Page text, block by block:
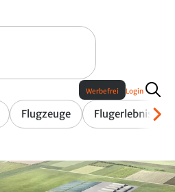
Flugzeuge Flugerlebnis
Werbefrei Login